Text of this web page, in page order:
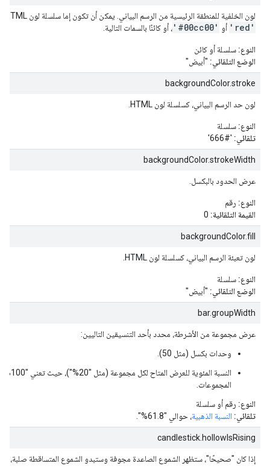
لون الخلفية للمنطقة الرئيسية من الرسم البياني. يمكن أن تكون إما سلسلة لون HTML بسيطة، على سبيل المثال:
'red' أو '#00cc00'، أو كائنًا بالسمات التالية.
النوع: سلسلة أو كائن
الوضع التلقائي: "أبيض"
backgroundColor.stroke
لون حد الرسم البياني، كسلسلة لون HTML.
النوع: سلسلة
تلقائي: '#666'
backgroundColor.strokeWidth
عرض الحدود بالبكسل.
النوع: رقم
القيمة التلقائية:
backgroundColor.fill
لون تعبئة الرسم البياني، كسلسلة لون HTML.
النوع: سلسلة
الوضع التلقائي: "أبيض"
bar.groupWidth
عرض مجموعة من الأشرطة، محدد بأحد التنسيقين التاليين:
وحدات بكسل (مثل 50).
النسبة
المجموعات.
النوع: رقم أو سلسلة
تلقائي: النسبة الذهبية، حوالي "61.8%".
candlestick.hollowIsRising
إذا كان "صحيحًا"، ستظهر الشموع الصاعدة مجوفة وستبدو الشموع المتساقطة صلبة،